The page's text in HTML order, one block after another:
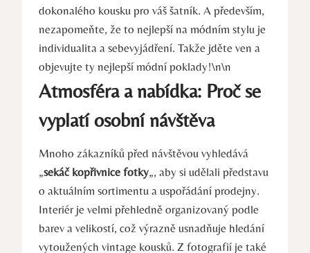
dokonalého kousku pro váš šatník. A především,
nezapomeňte, že to nejlepší na módním stylu je
individualita a sebevyjádření. Takže jděte ven a
objevujte ty nejlepší módní poklady!\n\n
Atmosféra a nabídka: Proč se
vyplatí osobní návštěva
Mnoho zákazníků před návštěvou vyhledává
„sekáč kopřivnice fotky„, aby si udělali představu
o aktuálním sortimentu a uspořádání prodejny.
Interiér je velmi přehledně organizovaný podle
barev a velikostí, což výrazně usnadňuje hledání
vytoužených vintage kousků. Z fotografií je také